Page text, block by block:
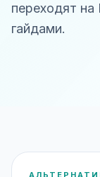
переходят
гайдами.